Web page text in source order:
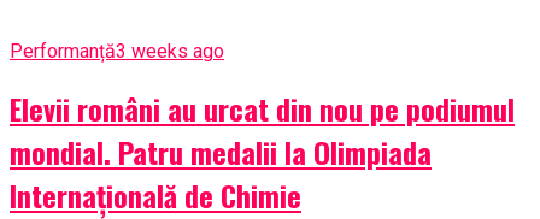
Performanță3 weeks ago
Elevii români au urcat din nou pe podiumul
mondial. Patru medalii la Olimpiada
Internațională de Chimie